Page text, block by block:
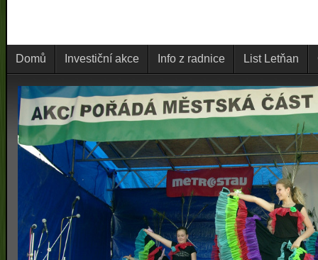
Domů Investiční akce Info z radnice List Letňan